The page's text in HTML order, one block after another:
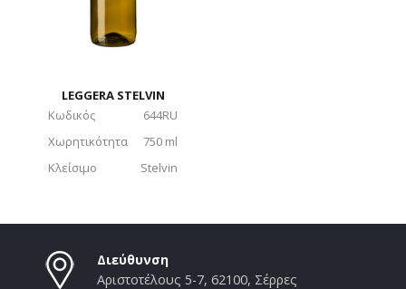
LEGGERA STELVIN
Κωδικός
644RU
Χωρητικότητα
750 ml
Κλείσιμο
Stelvin
Διεύθυνση
Αριστοτέλους 5-7, 62100, Σέρρες